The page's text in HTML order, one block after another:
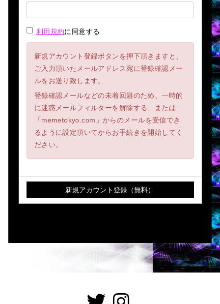
利用規約に同意する
新規アカウント登録ボタンを押下頂きますと、
ご入力頂いたメールアドレス宛に登録確認メー
ルをお送り致します。
登録確認メールなどの未着回避のため、一時的
に迷惑メールフィルターを解除する、または
「memetokyo.com」からのメールを受信でき
るように設定頂いてからお手続きを開始してく
ださい。